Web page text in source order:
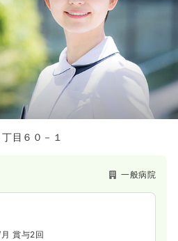
目６０－１
一般病院
賞与2回